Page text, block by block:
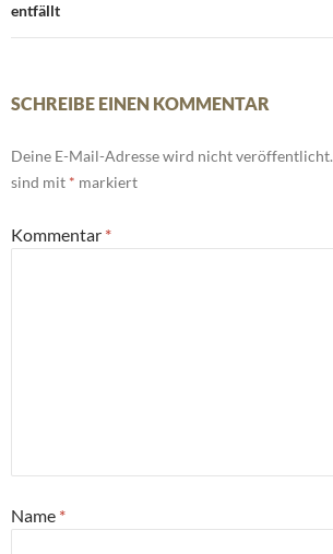
entfällt
SCHREIBE EINEN KOMMENTAR
Deine E-Mail-Adresse wird nicht veröffentlicht.
sind mit * markiert
Kommentar *
Name *